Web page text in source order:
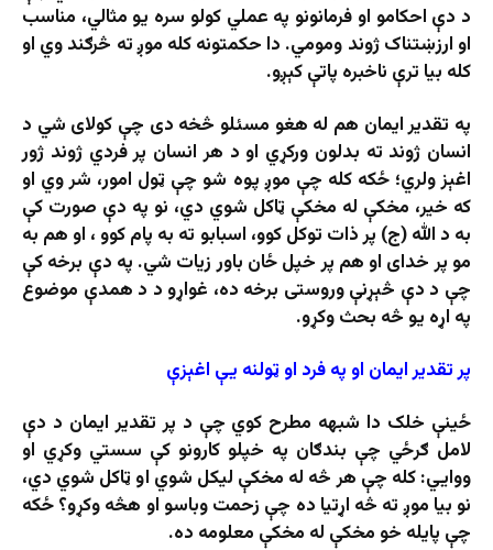
د دې احکامو او فرمانونو په عملي کولو سره یو مثالي، مناسب
او ارزښتناک ژوند ومومي. دا حکمتونه کله موږ ته څرګند وي او
کله بیا ترې ناخبره پاتې کېږو.
په تقدیر ایمان هم له هغو مسئلو څخه دی چې کولای شي د
انسان ژوند ته بدلون ورکړي او د هر انسان پر فردي ژوند ژور
اغېز ولري؛ ځکه کله چې موږ پوه شو چې ټول امور، شر وي او
که خیر، مخکې له مخکې ټاکل شوي دي، نو په دې صورت کې
به د الله (ج) پر ذات توکل کوو، اسبابو ته به پام کوو ، او هم به
مو پر خدای او هم پر خپل ځان باور زیات شي. په دې برخه کې
چې د دې څېړنې وروستی برخه ده، غواړو د د همدې موضوع
په اړه یو څه بحث وکړو.
پر تقدیر ایمان او په فرد او ټولنه یې اغېزې
ځینې خلک دا شبهه مطرح کوي چې د پر تقدیر ایمان د دې
لامل ګرځي چې بندګان په خپلو کارونو کې سستي وکړي او
ووايي: کله چې هر څه له مخکې لیکل شوي او ټاکل شوي دي،
نو بیا موږ ته څه اړتیا ده چې زحمت وباسو او هڅه وکړو؟ ځکه
چې پایله خو مخکې له مخکې معلومه ده.